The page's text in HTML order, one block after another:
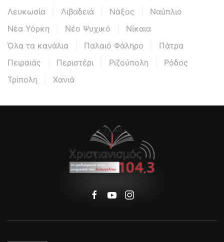
Λευκωσία
Λιβαδειά Νάξος
Ναύπλιο
Νέα Υόρκη
Νέο Ψυχικό
Νίκαια
Όλα τα κανάλια
Παλαιό Φάληρο
Πάτρα
Πειραιάς
Περιστέρι Ριζούπολη
Ρόδος
Τρίπολη
Χανιά